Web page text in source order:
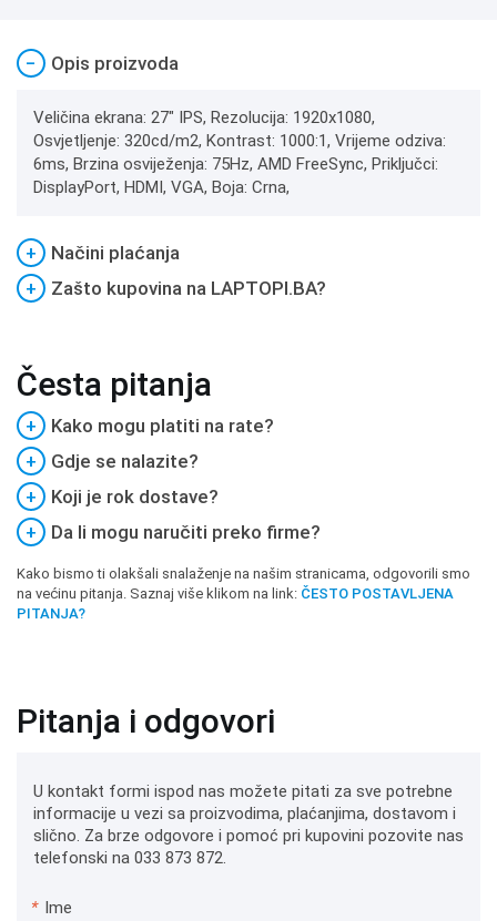
− Opis proizvoda
Veličina ekrana: 27" IPS, Rezolucija: 1920x1080,
Osvjetljenje: 320cd/m2, Kontrast: 1000:1, Vrijeme odziva:
6ms, Brzina osviježenja: 75Hz, AMD FreeSync, Priključci:
DisplayPort, HDMI, VGA, Boja: Crna,
+
Načini plaćanja
+
Zašto kupovina na LAPTOPI.BA?
Česta pitanja
+
Kako mogu platiti na rate?
+
Gdje se nalazite?
+
Koji je rok dostave?
+
Da li mogu naručiti preko firme?
Kako bismo ti olakšali snalaženje na našim stranicama, odgovorili smo
na većinu pitanja. Saznaj više klikom na link: ČESTO POSTAVLJENA
PITANJA?
Pitanja i odgovori
U kontakt formi ispod nas možete pitati za sve potrebne
informacije u vezi sa proizvodima, plaćanjima, dostavom i
slično. Za brze odgovore i pomoć pri kupovini pozovite nas
telefonski na 033 873 872.
* Ime